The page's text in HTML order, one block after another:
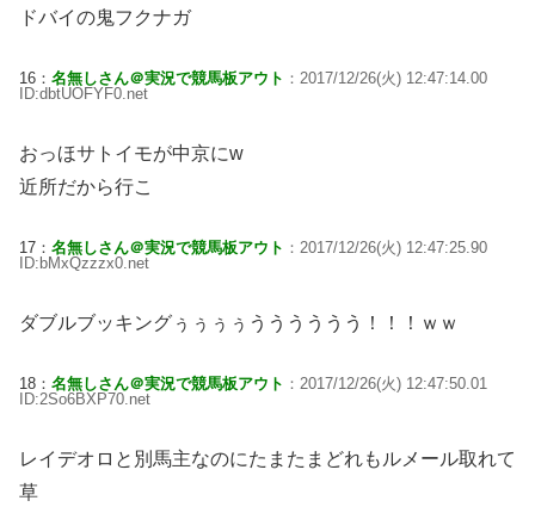
ドバイの鬼フクナガ
16： 名無しさん＠実況で競馬板アウト ：2017/12/26(火) 12:47:14.00
ID:dbtUOFYF0.net
おっほサトイモが中京にw
近所だから行こ
17： 名無しさん＠実況で競馬板アウト ：2017/12/26(火) 12:47:25.90
ID:bMxQzzzx0.net
ダブルブッキングぅぅぅぅうううううう！！！ｗｗ
18： 名無しさん＠実況で競馬板アウト ：2017/12/26(火) 12:47:50.01
ID:2So6BXP70.net
レイデオロと別馬主なのにたまたまどれもルメール取れて
草